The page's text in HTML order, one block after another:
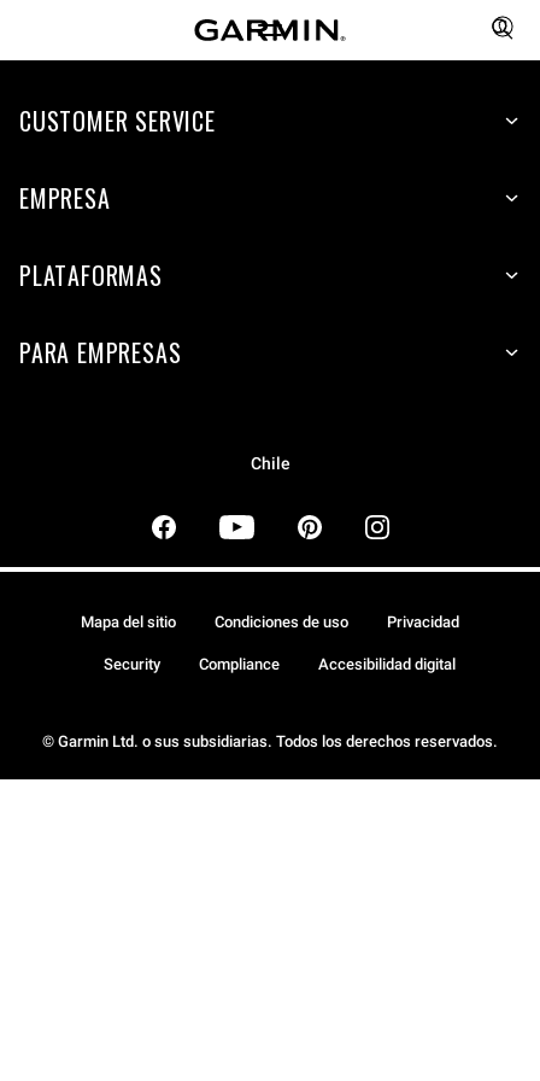
CUSTOMER SERVICE
EMPRESA
PLATAFORMAS
PARA EMPRESAS
Chile
© Garmin Ltd. o sus subsidiarias. Todos los derechos reservados.
Mapa del sitio Condiciones de uso Privacidad
Security Compliance Accesibilidad digital